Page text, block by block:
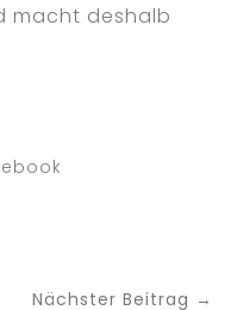
macht deshalb
Nächster Beitrag →